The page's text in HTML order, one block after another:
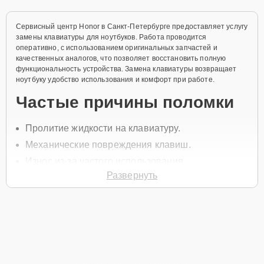
Сервисный центр Honor в Санкт-Петербурге предоставляет услугу
замены клавиатуры для ноутбуков. Работа проводится
оперативно, с использованием оригинальных запчастей и
качественных аналогов, что позволяет восстановить полную
функциональность устройства. Замена клавиатуры возвращает
ноутбуку удобство использования и комфорт при работе.
Частые причины поломки
Пролитие жидкости на клавиатуру.
Механические повреждения клавиш.
Перегрев устройства.Развернуть